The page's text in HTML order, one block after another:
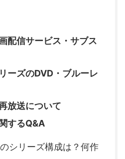
配信サービス・サブス
ーズのDVD・ブルーレ
放送について
するQ&A
のシリーズ構成は？何作